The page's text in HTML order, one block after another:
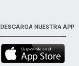
DESCARGA NUESTRA APP